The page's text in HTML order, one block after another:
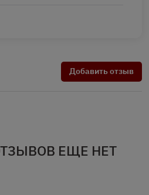
Добавить отзыв
ЕЩЕ НЕТ